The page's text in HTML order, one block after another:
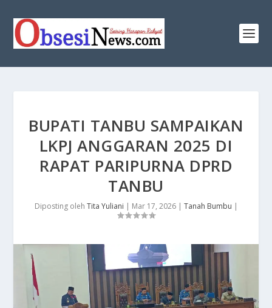
BUPATI TANBU SAMPAIKAN
LKPJ ANGGARAN 2025 DI
RAPAT PARIPURNA DPRD
TANBU
Diposting oleh Tita Yuliani | Mar 17, 2026| Tanah Bumbu |